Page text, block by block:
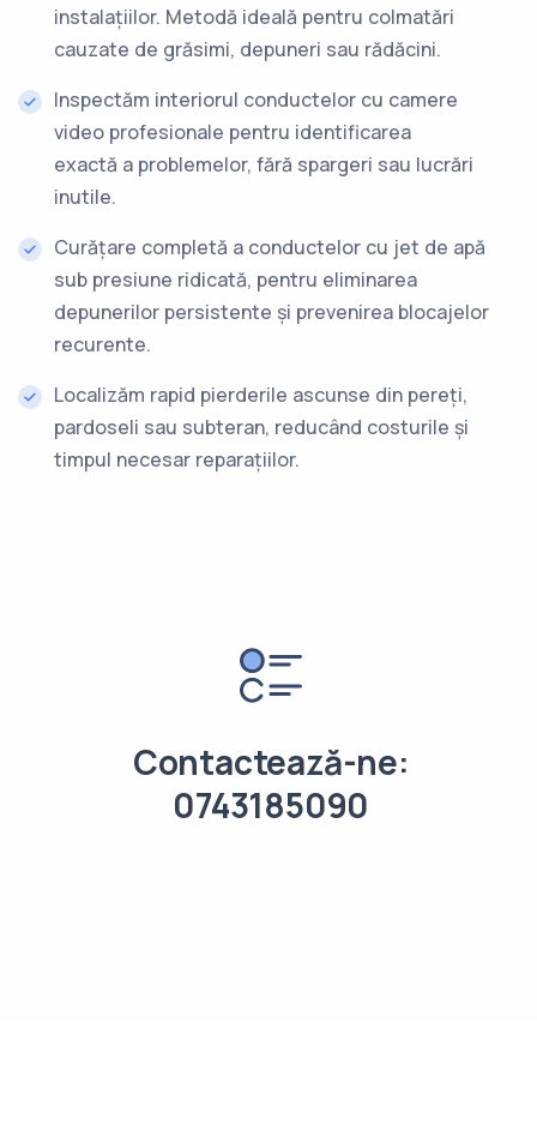
instalațiilor. Metodă ideală pentru colmatări
cauzate de grăsimi, depuneri sau rădăcini.
Inspectăm interiorul conductelor cu camere
video profesionale pentru identificarea
exactă a problemelor, fără spargeri sau lucrări
inutile.
Curățare completă a conductelor cu jet de apă
sub presiune ridicată, pentru eliminarea
depunerilor persistente și prevenirea blocajelor
recurente.
Localizăm rapid pierderile ascunse din pereți,
pardoseli sau subteran, reducând costurile și
timpul necesar reparațiilor.
Contactează-ne:
0743185090